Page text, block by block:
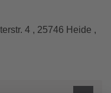
4 , 25746 Heide ,